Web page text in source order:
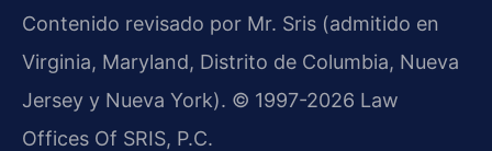
Contenido revisado por Mr. Sris (admitido en
Virginia, Maryland, Distrito de Columbia, Nueva
Jersey y Nueva York). © 1997-2026 Law
Offices Of SRIS, P.C.